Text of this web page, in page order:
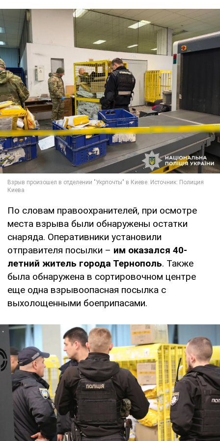
По словам правоохранителей, при осмотре
места взрыва были обнаружены остатки
снаряда. Оперативники установили
отправителя посылки – им оказался 40-
летний житель города Тернополь. Также
была обнаружена в сортировочном центре
еще одна взрывоопасная посылка с
выхолощенными боеприпасами.